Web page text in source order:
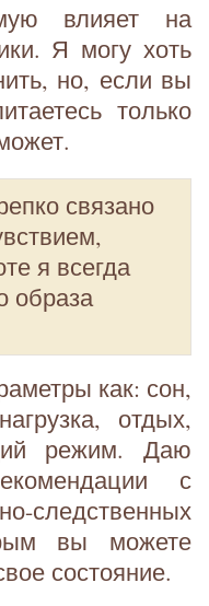
влияет на
Я могу хоть
но, если вы
только
связано
я всегда
образа
как: сон,
отдых,
режим. Даю
с
следственных
вы можете
состояние.